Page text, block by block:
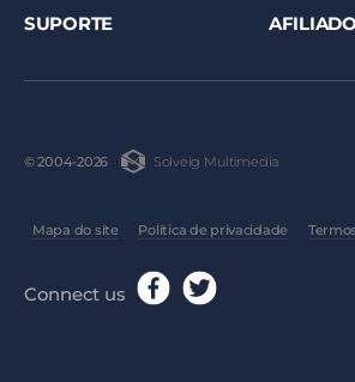
SUPORTE
© 2004-2026 Solveig Multimedia
Mapa do site Política de privacidade
Connect us